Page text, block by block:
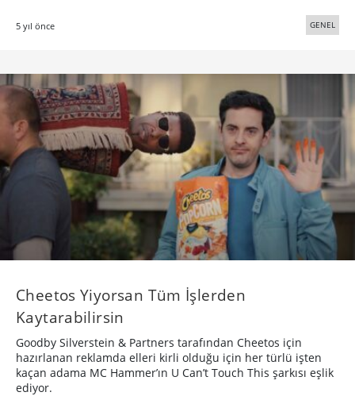
5 yıl önce GENEL
Cheetos Yiyorsan Tüm İşlerden
Kaytarabilirsin
Goodby Silverstein & Partners tarafından Cheetos için
hazırlanan reklamda elleri kirli olduğu için her türlü işten
kaçan adama MC Hammer’ın U Can’t Touch This şarkısı eşlik
ediyor.